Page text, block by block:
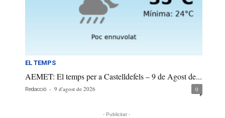
EL TEMPS
AEMET: El temps per a Castelldefels – 9 de Agost de...
Redacció - 9 d'agost de 2026 0
- Publicitat -